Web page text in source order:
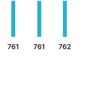
761 761 762